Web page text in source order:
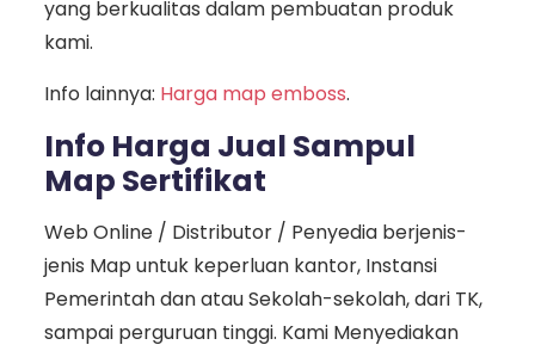
yang berkualitas dalam pembuatan produk
kami.
Info lainnya: Harga map emboss.
Info Harga Jual Sampul
Map Sertifikat
Web Online / Distributor / Penyedia berjenis-
jenis Map untuk keperluan kantor, Instansi
Pemerintah dan atau Sekolah-sekolah, dari TK,
sampai perguruan tinggi. Kami Menyediakan